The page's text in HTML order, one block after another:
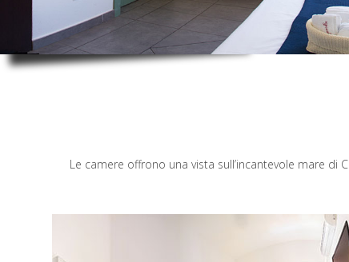
Le camere offrono una vista sull’incantevole mare